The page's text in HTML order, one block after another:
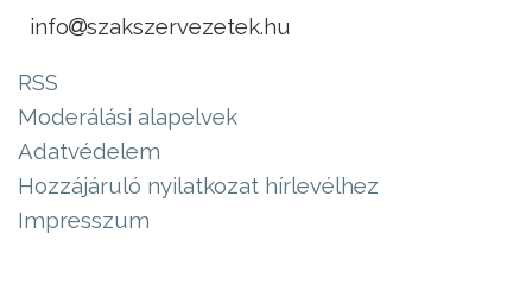
info
szakszervezetek.hu
RSS
Moderálási alapelvek
Adatvédelem
Hozzájáruló nyilatkozat hírlevélhez
Impresszum